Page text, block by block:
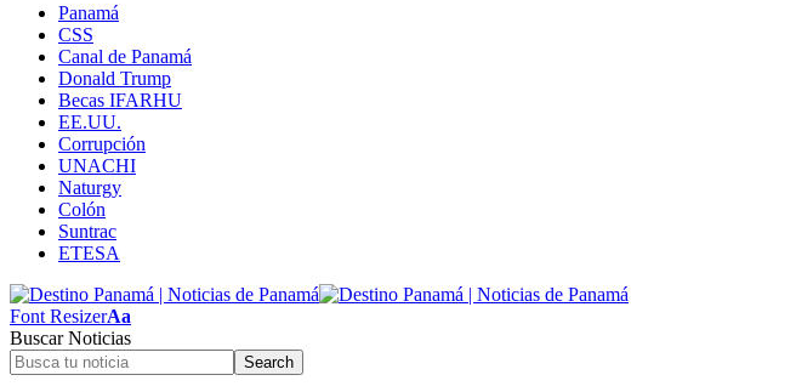
Panamá
CSS
Canal de Panamá
Donald Trump
Becas IFARHU
EE.UU.
Corrupción
UNACHI
Naturgy
Colón
Suntrac
ETESA
Font ResizerAa
Buscar Noticias